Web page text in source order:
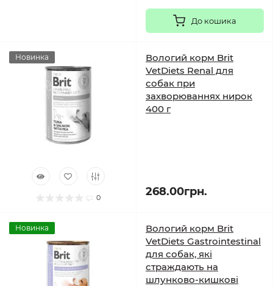
До кошика
Новинка
0
Вологий корм Brit
VetDiets Renal для
собак при
захворюваннях нирок
400 г
268.00грн.
Новинка
Вологий корм Brit
VetDiets Gastrointestinal
для собак, які
страждають на
шлунково-кишкові